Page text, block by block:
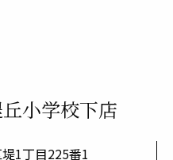
小学校下店
1丁目225番1